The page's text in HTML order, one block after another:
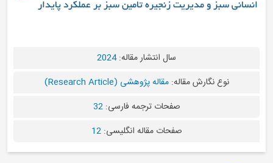
انسانی سبز و مدیریت زنجیره تامین سبز بر عملکرد پایدار
سال انتشار مقاله:2024
نوع نگارش مقاله:مقاله پژوهشی (Research Article)
صفحات ترجمه فارسی:32
صفحات مقاله انگلیسی:12